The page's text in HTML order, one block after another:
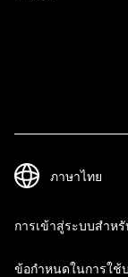
การเข้าสู่ระบบสำห
ข้อกำหนดในการใช้